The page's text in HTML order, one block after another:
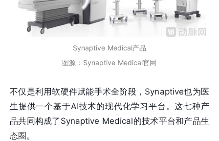
Synaptive Medical产品
图源：Synaptive Medical官网
不仅是利用软硬件赋能手术全阶段，Synaptive也为医
生提供一个基于AI技术的现代化学习平台。这七种产
品共同构成了Synaptive Medical的技术平台和产品生
态圈。